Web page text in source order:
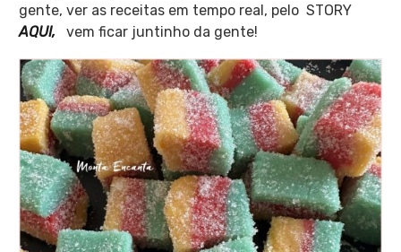
gente, ver as receitas em tempo real, pelo STORY
AQUI,
vem ficar juntinho da gente!